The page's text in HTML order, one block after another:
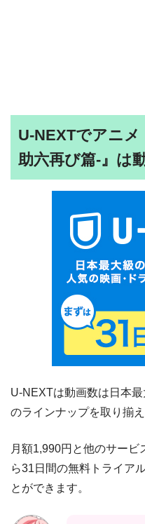
U-NEXTでアニメ
助六再び篇-』は
U-NEXTは動画数は日本
のラインナップを取り揃
月額1,990円と他のサー
ら31日間の無料トライア
とができます。